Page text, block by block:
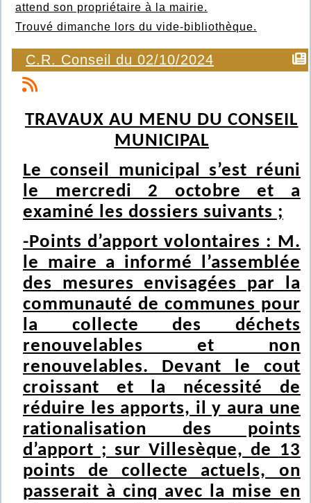
attend son propriétaire à la mairie.
Trouvé dimanche lors du vide-bibliothèque.
C.R. Conseil du 02/10/2024
TRAVAUX AU MENU DU CONSEIL
MUNICIPAL
Le conseil municipal s’est réuni
le mercredi 2 octobre et a
examiné les dossiers suivants ;
-Points d’apport volontaires : M.
le maire a informé l’assemblée
des mesures envisagées par la
communauté de communes pour
la collecte des déchets
renouvelables et non
renouvelables. Devant le cout
croissant et la nécessité de
réduire les apports, il y aura une
rationalisation des points
d’apport ; sur Villesèque, de 13
points de collecte actuels, on
passerait à cinq avec la mise en